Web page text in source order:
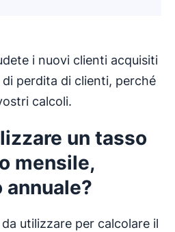
i nuovi clienti acquisiti
perdita di clienti, perché
calcoli.
un tasso
mensile,
utilizzare per calcolare il